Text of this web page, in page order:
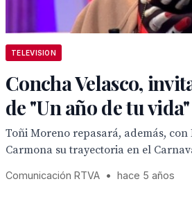
TELEVISION
Concha Velasco,
de "Un año de tu vida"
Toñi Moreno repasará, además, con
Carmona su trayectoria en el
Comunicación RTVA • hace 5 años